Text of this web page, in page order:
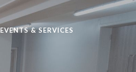
EVENTS & SERVICES